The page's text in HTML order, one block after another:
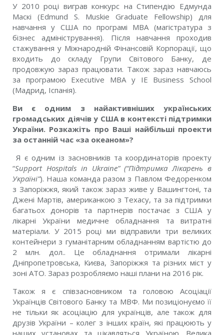
У 2010 році виграв конкурс на Стипендію Едмунда
Маскі (Edmund S. Muskie Graduate Fellowship) для
навчання у США по програмі MBA (магістратура з
бізнес адміністрування). Після навчання проходив
стажування у Міжнародній Фінансовій Корпорації, що
входить до складу Групи Світового Банку, де
продовжую зараз працювати. Також зараз навчаюсь
за програмою Executive MBA у IE Business School
(Мадрид, Іспанія).
Ви є одним з найактивніших українських
громадських діячів у США в контексті підтримки
України. Розкажіть про Ваші найбільші проекти
за останній час «за океаном»?
Я є одним із засновників та координаторів проекту
“Support Hospitals in Ukraine” (“Підтримка Лікарень в
Україні”). Наша команда разом з Павлом Федоренком
з Запоріжжя, який також зараз живе у Вашингтоні, та
Джені Мартів, американкою з Техасу, та за підтримки
багатьох донорів та партнерів постачає з США у
лікарні України медичне обладнання та витратні
матеріали. У 2015 році ми відправили три великих
контейнери з гуманітарним обладнанням вартістю до
2 млн. дол.. Це обладнання отримали лікарні
Дніпропетровська, Києва, Запоріжжя та різних міст у
зоні АТО. Зараз розробляємо наші плани на 2016 рік.
Також я є співзасновником та головою Асоціації
Українців Світового Банку та МВФ. Ми позиціонуємо її
не тільки як асоціацію для українців, але також для
друзів України – колег з інших країн, які працюють у
наших установах та цікавляться Україною. Велика